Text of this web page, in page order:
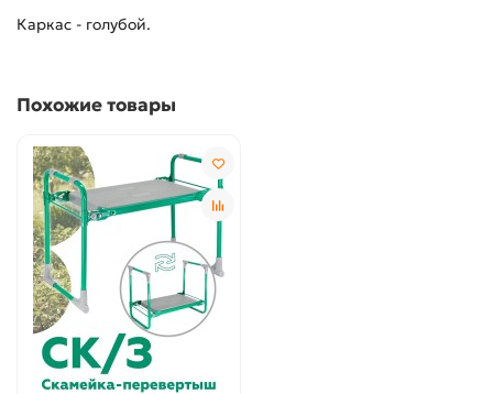
Каркас - голубой.
Похожие товары